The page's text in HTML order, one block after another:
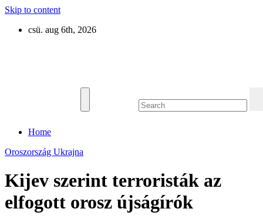
Skip to content
csü. aug 6th, 2026
Home
Oroszország Ukrajna
Kijev szerint terroristák az
elfogott orosz újságírók